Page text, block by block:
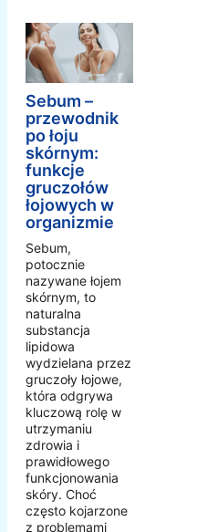
Sebum –
przewodnik
po łoju
skórnym:
funkcje
gruczołów
łojowych w
organizmie
Sebum,
potocznie
nazywane łojem
skórnym, to
naturalna
substancja
lipidowa
wydzielana przez
gruczoły łojowe,
która odgrywa
kluczową rolę w
utrzymaniu
zdrowia i
prawidłowego
funkcjonowania
skóry. Choć
często kojarzone
z problemami